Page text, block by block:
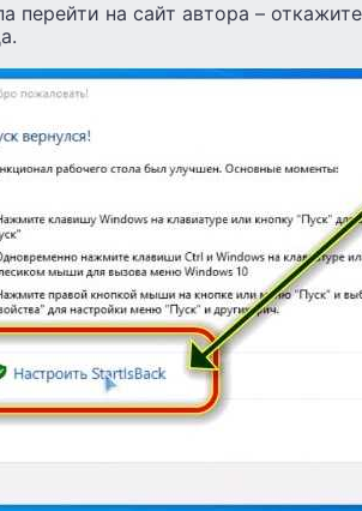
перейти на сайт автора –